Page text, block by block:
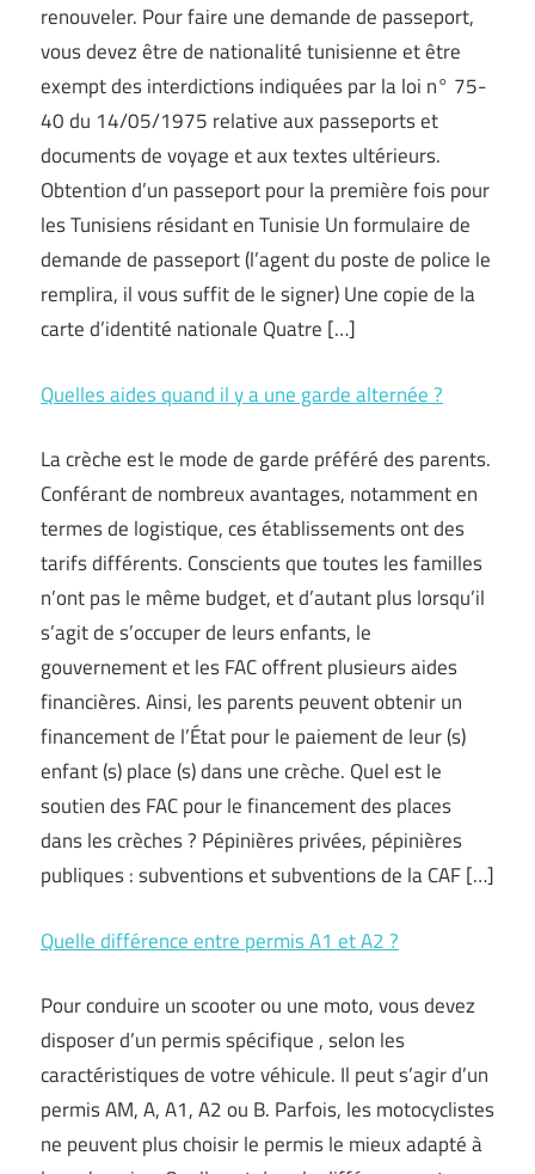
renouveler. Pour faire une demande de passeport,
vous devez être de nationalité tunisienne et être
exempt des interdictions indiquées par la loi n° 75-
40 du 14/05/1975 relative aux passeports et
documents de voyage et aux textes ultérieurs.
Obtention d’un passeport pour la première fois pour
les Tunisiens résidant en Tunisie Un formulaire de
demande de passeport (l’agent du poste de police le
remplira, il vous suffit de le signer) Une copie de la
carte d’identité nationale Quatre […]
Quelles aides quand il y a une garde alternée ?
La crèche est le mode de garde préféré des parents.
Conférant de nombreux avantages, notamment en
termes de logistique, ces établissements ont des
tarifs différents. Conscients que toutes les familles
n’ont pas le même budget, et d’autant plus lorsqu’il
s’agit de s’occuper de leurs enfants, le
gouvernement et les FAC offrent plusieurs aides
financières. Ainsi, les parents peuvent obtenir un
financement de l’État pour le paiement de leur (s)
enfant (s) place (s) dans une crèche. Quel est le
soutien des FAC pour le financement des places
dans les crèches ? Pépinières privées, pépinières
publiques : subventions et subventions de la CAF […]
Quelle différence entre permis A1 et A2 ?
Pour conduire un scooter ou une moto, vous devez
disposer d’un permis spécifique , selon les
caractéristiques de votre véhicule. Il peut s’agir d’un
permis AM, A, A1, A2 ou B. Parfois, les motocyclistes
ne peuvent plus choisir le permis le mieux adapté à